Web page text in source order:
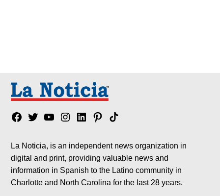
Facebook
TwitterYouTubeInstagram
LinkedinPinterest
Tik
La Noticia, is an independent news organization in
digital and print, providing valuable news and
information in Spanish to the Latino community in
Charlotte and North Carolina for the last 28 years.